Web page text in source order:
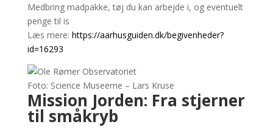
Medbring madpakke, tøj du kan arbejde i, og eventuelt
penge til is
Læs mere: https://aarhusguiden.dk/begivenheder?
id=16293
Foto: Science Museerne – Lars Kruse
Mission Jorden: Fra stjerner
til småkryb